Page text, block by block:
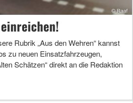
Rubrik „Aus den Wehren“ kannst
zu neuen Einsatzfahrzeugen,
Schätzen“ direkt an die Redaktion